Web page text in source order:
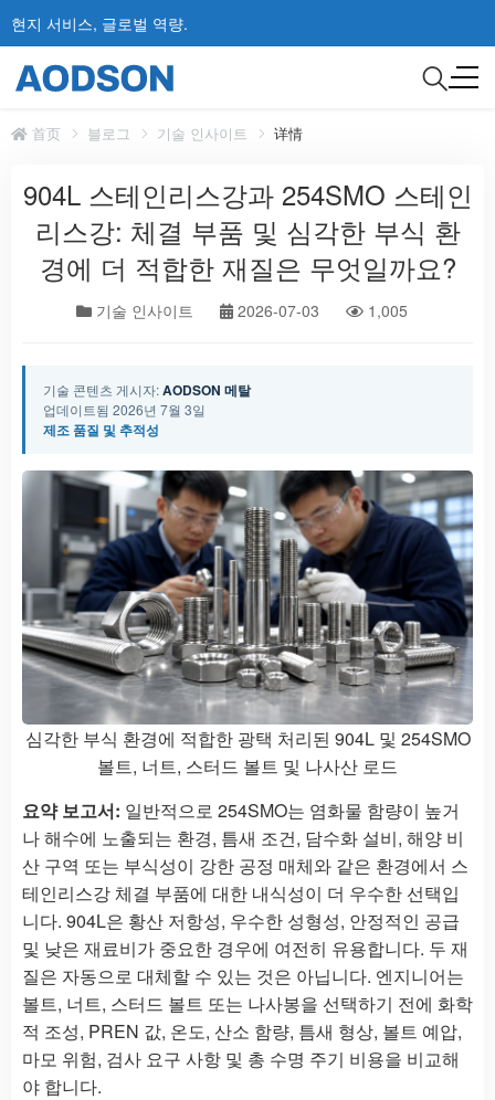
현지 서비스, 글로벌 역량.
首页 블로그 기술 인사이트 详情
904L 스테인리스강과 254SMO 스테인
리스강: 체결 부품 및 심각한 부식 환
경에 더 적합한 재질은 무엇일까요?
기술 인사이트 2026-07-03 1,005
기술 콘텐츠 게시자:AODSON 메탈
업데이트됨 2026년 7월 3일
제조 품질 및 추적성
심각한 부식 환경에 적합한 광택 처리된 904L 및 254SMO
볼트, 너트, 스터드 볼트 및 나사산 로드
요약 보고서: 일반적으로 254SMO는 염화물 함량이 높거
나 해수에 노출되는 환경, 틈새 조건, 담수화 설비, 해양 비
산 구역 또는 부식성이 강한 공정 매체와 같은 환경에서 스
테인리스강 체결 부품에 대한 내식성이 더 우수한 선택입
니다. 904L은 황산 저항성, 우수한 성형성, 안정적인 공급
및 낮은 재료비가 중요한 경우에 여전히 유용합니다. 두 재
질은 자동으로 대체할 수 있는 것은 아닙니다. 엔지니어는
볼트, 너트, 스터드 볼트 또는 나사봉을 선택하기 전에 화학
적 조성, PREN 값, 온도, 산소 함량, 틈새 형상, 볼트 예압,
마모 위험, 검사 요구 사항 및 총 수명 주기 비용을 비교해
야 합니다.